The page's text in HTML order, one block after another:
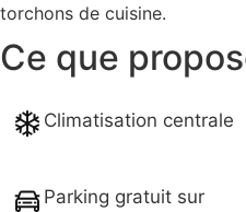
torchons de cuisine.
Ce que
Climatisation centrale
Parking gratuit sur